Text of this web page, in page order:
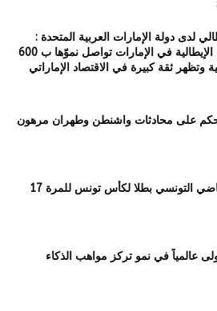
لدى دولة الإمارات العربية المتحدة :
الاستثمارات الإيطالية في الإمارات تواصل نموّها ب 600
وتظهر ثقة كبيرة في الاقتصاد الإماراتي
على محادثات واشنطن وطهران مرهون
الترجي الرياضي التونسي بطلا لكأس تونس للمرة 17
عالمياً في نمو تركز مواهب الذكاء